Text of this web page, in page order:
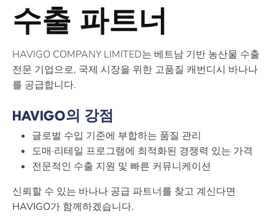
수출 파트너
HAVIGO COMPANY LIMITED는 베트남 기반 농산물 수출
전문 기업으로, 국제 시장을 위한 고품질 캐번디시 바나나
를 공급합니다.
HAVIGO의 강점
글로벌 수입 기준에 부합하는 품질 관리
도매·리테일 프로그램에 최적화된 경쟁력 있는 가격
전문적인 수출 지원 및 빠른 커뮤니케이션
신뢰할 수 있는 바나나 공급 파트너를 찾고 계신다면
HAVIGO가 함께하겠습니다.